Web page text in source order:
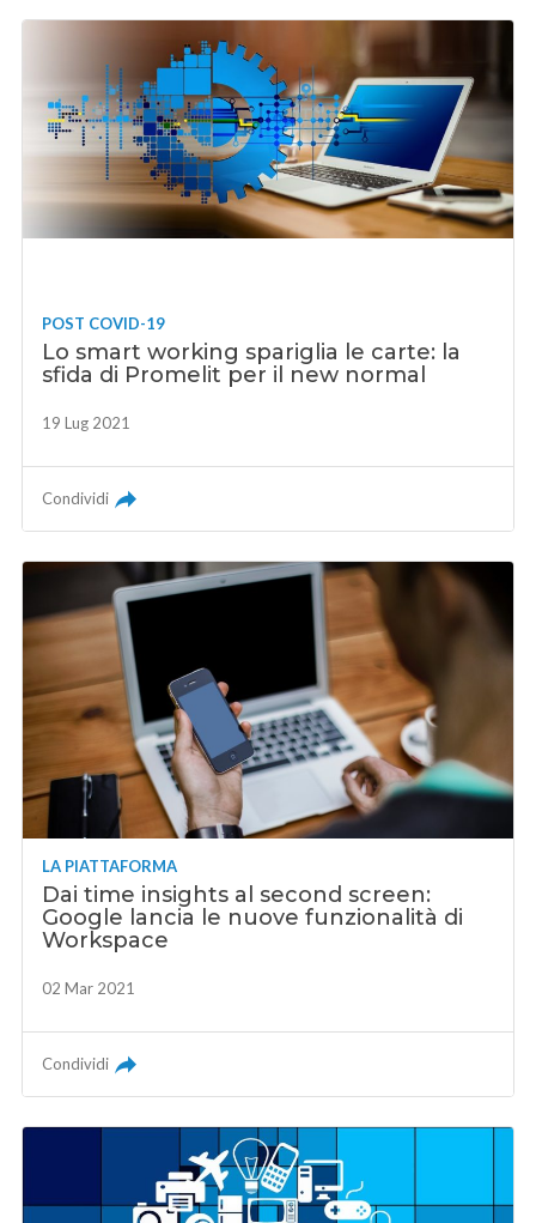
POST COVID-19
Lo smart working spariglia le carte: la
sfida di Promelit per il new normal
19 Lug 2021
Condividi
LA PIATTAFORMA
Dai time insights al second screen:
Google lancia le nuove funzionalità di
Workspace
02 Mar 2021
Condividi